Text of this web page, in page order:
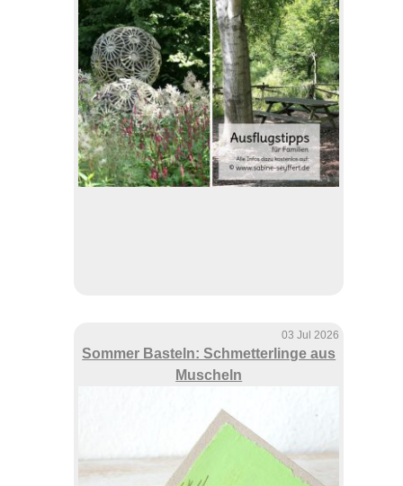
03 Jul 2026
Sommer Basteln: Schmetterlinge aus
Muscheln